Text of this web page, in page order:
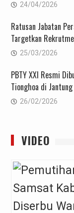
24/04/2026
Ratusan Jabatan
Targetkan
25/03/2026
PBTY XXI Resmi
Tionghoa di
26/02/2026
VIDEO